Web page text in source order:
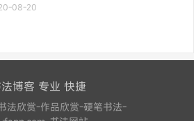
08-20
博客 专业 快捷
法欣赏-作品欣赏-硬笔书法-